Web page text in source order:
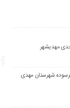
فرسوده شهرستان مهدی